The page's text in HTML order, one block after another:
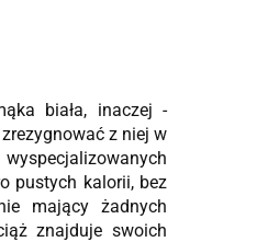
biała, inaczej -
z niej w
pustych kalorii, bez
mający żadnych
znajduje swoich